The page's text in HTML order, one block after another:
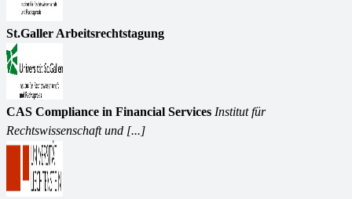
St.Galler Arbeitsrechtstagung
CAS Compliance in Financial Services Institut für
Rechtswissenschaft und [...]